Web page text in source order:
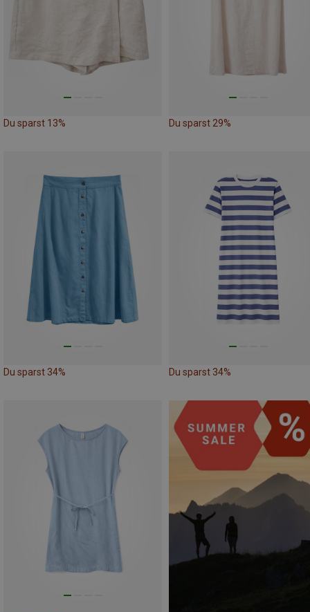
Du sparst 13% Du sparst 29%
Du sparst 34% Du sparst 34%